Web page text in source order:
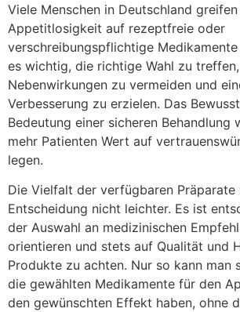
Viele Menschen in Deutschland
Appetitlosigkeit auf rezeptfreie oder
verschreibungspflichtige
es wichtig, die richtige Wahl zu
Nebenwirkungen zu vermeiden und
Verbesserung zu erzielen. Das
Bedeutung einer sicheren Behandlung
mehr Patienten Wert auf
legen.
Die Vielfalt der verfügbaren Präparate
Entscheidung nicht leichter. Es ist
der Auswahl an medizinischen
orientieren und stets auf Qualität und
Produkte zu achten. Nur so kann man
die gewählten Medikamente für den
den gewünschten Effekt haben, ohne